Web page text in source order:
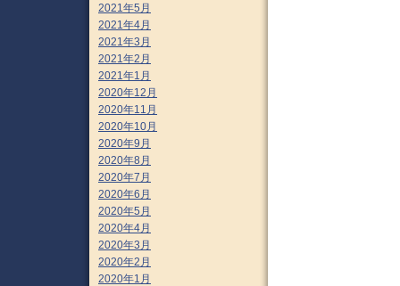
2021年5月
2021年4月
2021年3月
2021年2月
2021年1月
2020年12月
2020年11月
2020年10月
2020年9月
2020年8月
2020年7月
2020年6月
2020年5月
2020年4月
2020年3月
2020年2月
2020年1月